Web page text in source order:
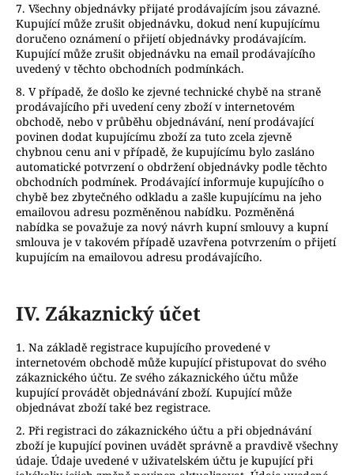
7. Všechny objednávky přijaté prodávajícím jsou závazné.
Kupující může zrušit objednávku, dokud není kupujícímu
doručeno oznámení o přijetí objednávky prodávajícím.
Kupující může zrušit objednávku na email prodávajícího
uvedený v těchto obchodních podmínkách.
8. V případě, že došlo ke zjevné technické chybě na straně
prodávajícího při uvedení ceny zboží v internetovém
obchodě, nebo v průběhu objednávání, není prodávající
povinen dodat kupujícímu zboží za tuto zcela zjevně
chybnou cenu ani v případě, že kupujícímu bylo zasláno
automatické potvrzení o obdržení objednávky podle těchto
obchodních podmínek. Prodávající informuje kupujícího o
chybě bez zbytečného odkladu a zašle kupujícímu na jeho
emailovou adresu pozměněnou nabídku. Pozměněná
nabídka se považuje za nový návrh kupní smlouvy a kupní
smlouva je v takovém případě uzavřena potvrzením o přijetí
kupujícím na emailovou adresu prodávajícího.
IV. Zákaznický účet
1. Na základě registrace kupujícího provedené v
internetovém obchodě může kupující přistupovat do svého
zákaznického účtu. Ze svého zákaznického účtu může
kupující provádět objednávání zboží. Kupující může
objednávat zboží také bez registrace.
2. Při registraci do zákaznického účtu a při objednávání
zboží je kupující povinen uvádět správně a pravdivě všechny
údaje. Údaje uvedené v uživatelském účtu je kupující při